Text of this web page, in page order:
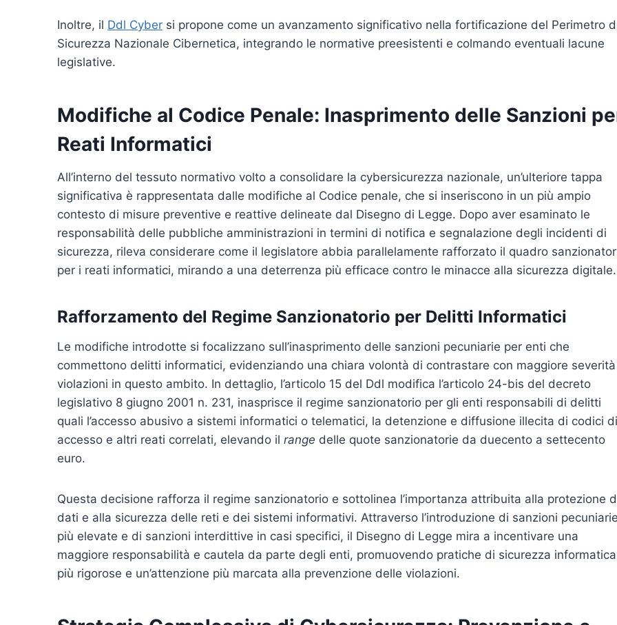
Inoltre, il Ddl Cyber si propone come un avanzamento significativo nella fortificazione del Perimetro
Sicurezza Nazionale Cibernetica, integrando le normative preesistenti e colmando eventuali lacune
legislative.
Modifiche al Codice Penale: Inasprimento delle Sanzioni
Reati Informatici
All’interno del tessuto normativo volto a consolidare la cybersicurezza nazionale, un’ulteriore tappa
significativa è rappresentata dalle modifiche al Codice penale, che si inseriscono in un più ampio
contesto di misure preventive e reattive delineate dal Disegno di Legge. Dopo aver esaminato le
responsabilità delle pubbliche amministrazioni in termini di notifica e segnalazione degli incidenti di
sicurezza, rileva considerare come il legislatore abbia parallelamente rafforzato il quadro
per i reati informatici, mirando a una deterrenza più efficace contro le minacce alla sicurezza digitale.
Rafforzamento del Regime Sanzionatorio per Delitti Informatici
Le modifiche introdotte si focalizzano sull’inasprimento delle sanzioni pecuniarie per enti che
commettono delitti informatici, evidenziando una chiara volontà di contrastare con maggiore
violazioni in questo ambito. In dettaglio, l’articolo 15 del Ddl modifica l’articolo 24-bis del decreto
legislativo 8 giugno 2001 n. 231, inasprisce il regime sanzionatorio per gli enti responsabili di delitti
quali l’accesso abusivo a sistemi informatici o telematici, la detenzione e diffusione illecita di codici di
accesso e altri reati correlati, elevando il range delle quote sanzionatorie da duecento a settecento
euro.
Questa decisione rafforza il regime sanzionatorio e sottolinea l’importanza attribuita alla protezione
dati e alla sicurezza delle reti e dei sistemi informativi. Attraverso l’introduzione di sanzioni
più elevate e di sanzioni interdittive in casi specifici, il Disegno di Legge mira a incentivare una
maggiore responsabilità e cautela da parte degli enti, promuovendo pratiche di sicurezza informatica
più rigorose e un’attenzione più marcata alla prevenzione delle violazioni.